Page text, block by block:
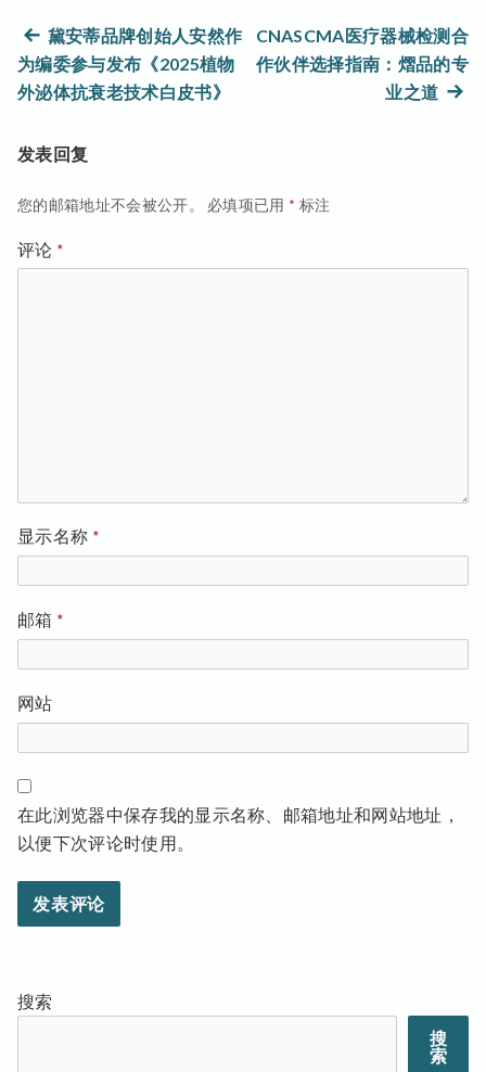
文
章
上
篇
文
黛安蒂品牌创始人安然作
为编委参与发布《2025植物
外泌体抗衰老技术白皮书》
CNASCMA医疗器械检测合
作伙伴选择指南：熠品的专
业之道下
发表回复
您的邮箱地址不会被公开。 必填项已用 * 标注
评论 *
显示名称 *
邮箱 *
网站
在此浏览器中保存我的显示名称、邮箱地址和网站地址，
以便下次评论时使用。
搜索
搜
索